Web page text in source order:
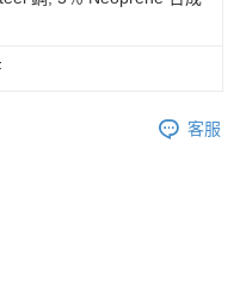
客服